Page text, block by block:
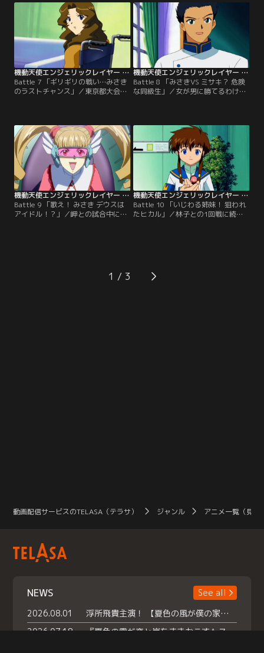
てる」と励ます。しかし、2回戦で
重量型エンジェル・バスケスと対戦
したみさきは、バスケスのパワフル
な攻撃でヒカルが壊れることを恐
れ、判定勝ち狙いの消極的な戦いに
徹してしまう。
反撃も恐れず積極的に攻撃するが、
すべての動きを読まれてしまう。鳩
子は、みさきの動きを見てヒカルの
動きを予測していたのだ。みさきも
そのことに気づくが、鳩子はさらに
一枚上手。
機動天使エンジェリックレイヤー 第07話
Battle 7 「ギリギリの戦い…みさき
のラストチャンス」／東京都大会最
関東大会へ進出できるのだ。初めて
敗戦したことのトラウマで、ヒカル
が怪我することを極端に恐れるみさ
きは、いつものようにヒカルを動か
すことができない。
機動天使エンジェリックレイヤー 第08話
Battle 8 「みさきVS ミサキ？ 危険
な同級生」／女が男に勝てるわけな
されて場外負け。2本目は判定勝ち
したものの、やはり力の弱いヒカル
では強くなれないかもと自信を失っ
てしまう。だが、トイレで出会った
見知らぬ美少女から励まされたこと
機動天使エンジェリックレイヤー 第09話
Battle 9 「歌え！ みさき デウスは
アイドル！？」／岬との試合中に会
手にもダメージを与える技。見えな
い攻撃を受け続けるうち、観衆の声
機動天使エンジェリックレイヤー 第10話
Battle 10 「いじわる姉妹！ 狙われ
たヒカル」／林子との1回戦に続き2
が、その際、密かに何かの装置をヒ
カルに取り付けられてしまう。
1
動画配信サービスのTELASA（テラサ） ジャンル アニメ一覧（見放
NEWS
See all
2026.08.01
浮所飛貴主演！ 【夏色の風が僕の家にやってきた】 本日よりテラサで独占配信スタート！
2026.07.18
『夏色の雲が恋と嵐をまきおこす』スペシャルメイキング 【Part1】2026年７月18日（土）23時30分～配信スタート！話題のシーンの裏側を大公開！豪華キャスト大集合！ 『武宮家 真夏の家族会議』開催！